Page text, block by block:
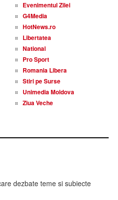
Evenimentul Zilei
G4Media
HotNews.ro
Libertatea
National
Pro Sport
Romania Libera
Stiri pe Surse
Unimedia Moldova
Ziua Veche
dezbate teme si subiecte